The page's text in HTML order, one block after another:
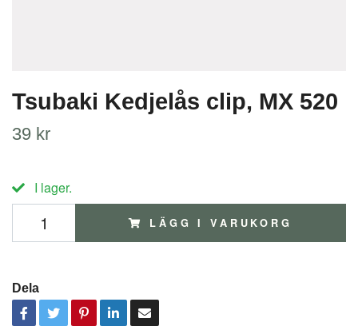
Tsubaki Kedjelås clip, MX 520
39 kr
I lager.
LÄGG I VARUKORG
Dela